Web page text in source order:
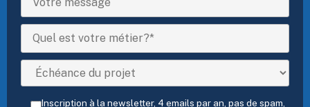
Inscription à la newsletter, 4 emails par an, pas de spam,